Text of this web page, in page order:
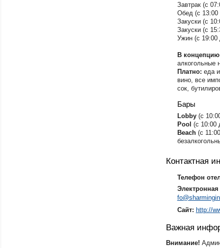
Завтрак (с
Обед (с
Закуски (с
Закуски (с
Ужин (с
В концепцию
алкогольные
Платно: еда
вино, все
сок,
Бары
​Lobby (с
Pool (с 10:00
Beаch (с
Контактная
Телефон
Электронная
Сайт: http://
Важная
Внимание!